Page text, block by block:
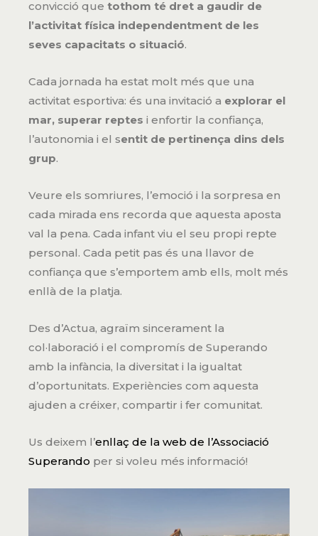
convicció que tothom té dret a gaudir de
l’activitat física independentment de les
seves capacitats o situació.
Cada jornada ha estat molt més que una
activitat esportiva: és una invitació a explorar el
mar, superar reptes i enfortir la confiança,
l’autonomia i el sentit de pertinença dins dels
grup.
Veure els somriures, l’emoció i la sorpresa en
cada mirada ens recorda que aquesta aposta
val la pena. Cada infant viu el seu propi repte
personal. Cada petit pas és una llavor de
confiança que s’emportem amb ells, molt més
enllà de la platja.
Des d’Actua, agraïm sincerament la
col·laboració i el compromís de Superando
amb la infància, la diversitat i la igualtat
d’oportunitats. Experiències com aquesta
ajuden a créixer, compartir i fer comunitat.
Us deixem l’enllaç de la web de l’Associació
Superando per si voleu més informació!